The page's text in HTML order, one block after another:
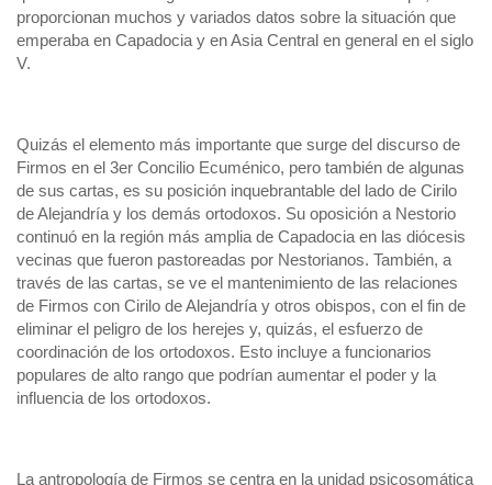
proporcionan muchos y variados datos sobre la situación que
emperaba en Capadocia y en Asia Central en general en el siglo
V.
Quizás el elemento más importante que surge del discurso de
Firmos en el 3er Concilio Ecuménico, pero también de algunas
de sus cartas, es su posición inquebrantable del lado de Cirilo
de Alejandría y los demás ortodoxos. Su oposición a Nestorio
continuó en la región más amplia de Capadocia en las diócesis
vecinas que fueron pastoreadas por Nestorianos. También, a
través de las cartas, se ve el mantenimiento de las relaciones
de Firmos con Cirilo de Alejandría y otros obispos, con el fin de
eliminar el peligro de los herejes y, quizás, el esfuerzo de
coordinación de los ortodoxos. Esto incluye a funcionarios
populares de alto rango que podrían aumentar el poder y la
influencia de los ortodoxos.
La antropología de Firmos se centra en la unidad psicosomática